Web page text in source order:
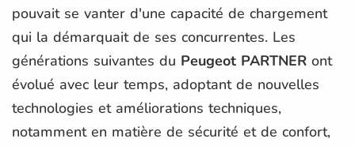
pouvait se vanter d'une capacité de chargement
qui la démarquait de ses concurrentes. Les
générations suivantes du Peugeot PARTNER ont
évolué avec leur temps, adoptant de nouvelles
technologies et améliorations techniques,
notamment en matière de sécurité et de confort,